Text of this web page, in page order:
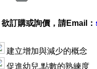
欲訂購或詢價，請Email：
建立增加與減少的概念
促進幼兒.點數的熟練度